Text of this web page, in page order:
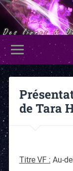
de Tara
Titre VF : Au-